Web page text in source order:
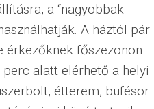
a “nagyobbak
A háztól pár
érkezőknek főszezonon
alatt elérhető a helyi
étterem, büfésor.